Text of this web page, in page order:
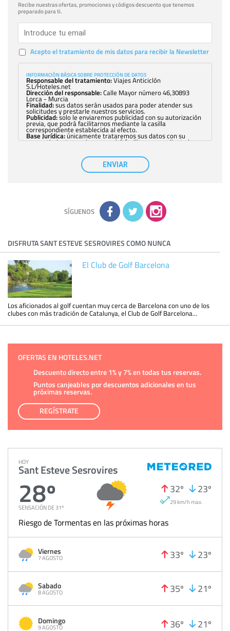
Recibe nuestras ofertas, promociones y códigos descuento que tenemos
preparado para ti.
Acepto el tratamiento de mis datos para recibir la Newsletter
INFORMACIÓN BÁSICA SOBRE PROTECCIÓN DE DATOS
Responsable del tratamiento:Viajes Anticiclón
S.L/Hoteles.net
Dirección del responsable:Calle Mayor número 46,30893
Lorca - Murcia
Finalidad:sus datos serán usados para poder atender sus
solicitudes y prestarle nuestros servicios.
Publicidad:solo le enviaremos publicidad con su autorización
previa, que podrá facilitarnos mediante la casilla
correspondiente establecida al efecto.
Base Jurídica:únicamente trataremos sus datos con su
consentimiento previo, que podrá facilitarnos mediante la
con carácter general, sólo el personal de
nuestra entidad que esté debidamente autorizado podrá
tener conocimiento de la información que le pedimos. No se
comunicarán datos a terceros.
adicional y detallada sobre cómo tratamos sus datos en la
política de privacidad
ENVIAR
SÍGUENOS
DISFRUTA SANT ESTEVE SESROVIRES COMO NUNCA
El Club de Golf Barcelona
Los aficionados al golf cuentan muy cerca de Barcelona con uno de los
clubes con más tradición de Catalunya, el Club de Golf Barcelona...
OFERTAS EN HOTELES.NET
Descuento directo entre 1% y 7% en todas tus reservas.
Puntos canjeables por descuentos adicionales en tus
próximas reservas.
REGÍSTRATE
HOY
Sant Esteve Sesrovires
28º
SENSACIÓN DE 31º
32º 23º
29 km/h max.
Riesgo de Tormentas en las próximas horas
Viernes
7 AGOSTO 33º 23º
Sabado
8 AGOSTO 35º 21º
Domingo
9 AGOSTO 36º 21º